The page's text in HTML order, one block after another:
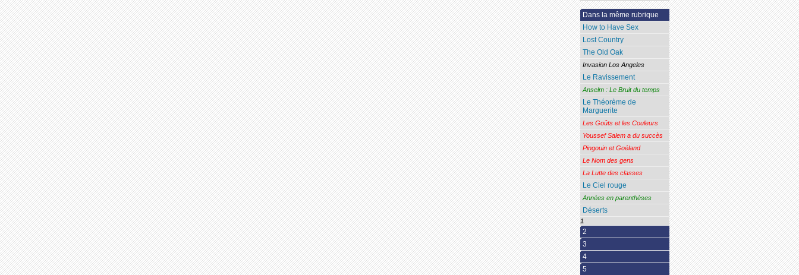
Dans la même rubrique
How to Have Sex
Lost Country
The Old Oak
Invasion Los Angeles
Le Ravissement
Anselm : Le Bruit du temps
Le Théorème de
Marguerite
Les Goûts et les Couleurs
Youssef Salem a du succès
Pingouin et Goéland
Le Nom des gens
La Lutte des classes
Le Ciel rouge
Années en parenthèses
Déserts
1
2
3
4
5